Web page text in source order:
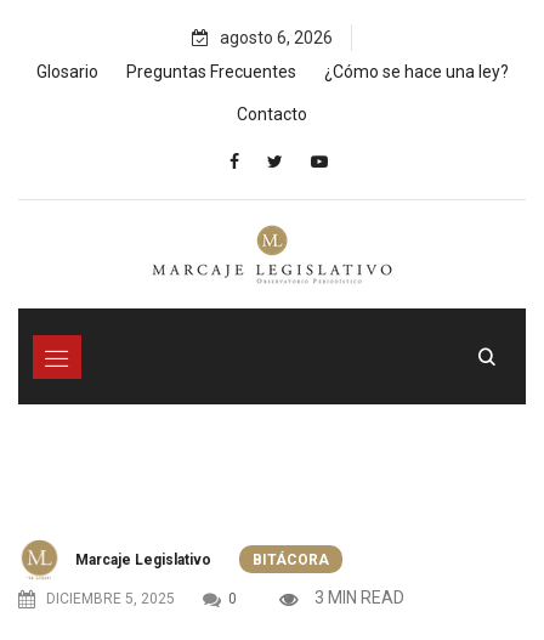
content
agosto 6, 2026
Glosario
Preguntas Frecuentes ¿Cómo se hace una ley?
Contacto
Marcaje Legislativo BITÁCORA
DICIEMBRE 5, 2025 0 3 MIN READ